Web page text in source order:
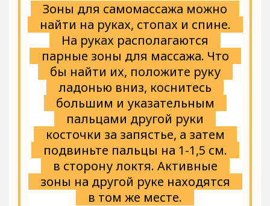
Зоны для самомассажа можно
найти на руках, стопах и спине.
На руках располагаются
парные зоны для массажа. Что
бы найти их, положите руку
ладонью вниз, коснитесь
большим и указательным
пальцами другой руки
косточки за запястье, а затем
подвиньте пальцы на 1-1,5 см.
в сторону локтя. Активные
зоны на другой руке находятся
в том же месте.